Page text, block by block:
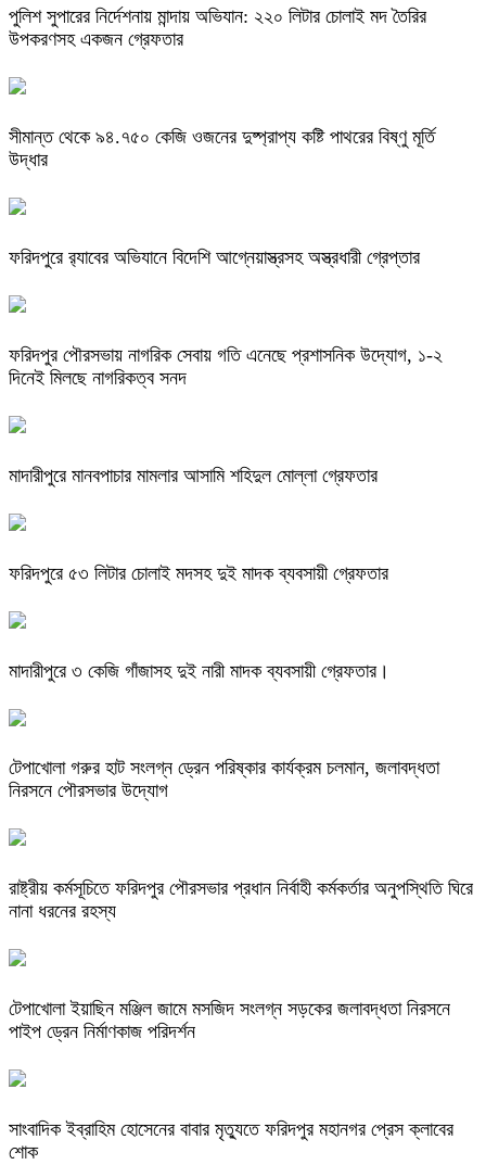
পুলিশ সুপারের নির্দেশনায় মান্দায় অভিযান: ২২০ লিটার চোলাই মদ তৈরির
উপকরণসহ একজন গ্রেফতার
সীমান্ত থেকে ৯৪.৭৫০ কেজি ওজনের দুষ্প্রাপ্য কষ্টি পাথরের বিষ্ণু মূর্তি
উদ্ধার
ফরিদপুরে র‌্যাবের অভিযানে বিদেশি আগ্নেয়াস্ত্রসহ অস্ত্রধারী গ্রেপ্তার
ফরিদপুর পৌরসভায় নাগরিক সেবায় গতি এনেছে প্রশাসনিক উদ্যোগ, ১-২
দিনেই মিলছে নাগরিকত্ব সনদ
মাদারীপুরে মানবপাচার মামলার আসামি শহিদুল মোল্লা গ্রেফতার
ফরিদপুরে ৫৩ লিটার চোলাই মদসহ দুই মাদক ব্যবসায়ী গ্রেফতার
মাদারীপুরে ৩ কেজি গাঁজাসহ দুই নারী মাদক ব্যবসায়ী গ্রেফতার।
টেপাখোলা গরুর হাট সংলগ্ন ড্রেন পরিষ্কার কার্যক্রম চলমান, জলাবদ্ধতা
নিরসনে পৌরসভার উদ্যোগ
রাষ্ট্রীয় কর্মসূচিতে ফরিদপুর পৌরসভার প্রধান নির্বাহী কর্মকর্তার অনুপস্থিতি ঘিরে
নানা ধরনের রহস্য
টেপাখোলা ইয়াছিন মঞ্জিল জামে মসজিদ সংলগ্ন সড়কের জলাবদ্ধতা নিরসনে
পাইপ ড্রেন নির্মাণকাজ পরিদর্শন
সাংবাদিক ইব্রাহিম হোসেনের বাবার মৃত্যুতে ফরিদপুর মহানগর প্রেস ক্লাবের
শোক